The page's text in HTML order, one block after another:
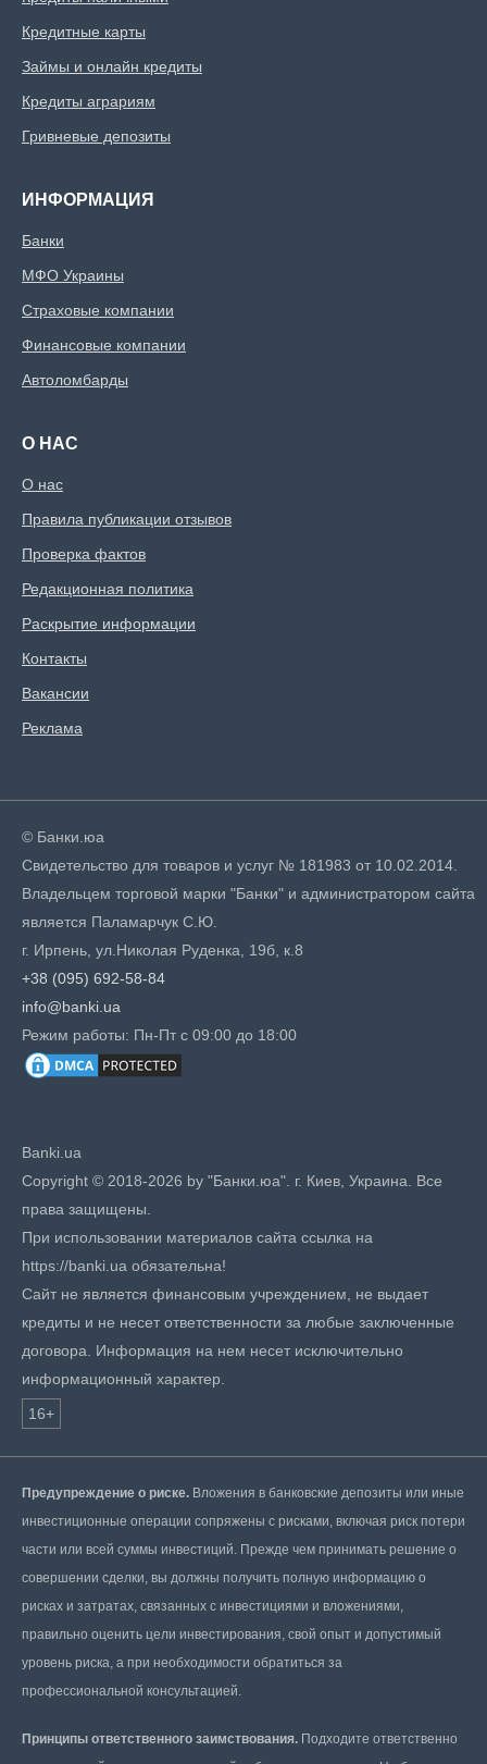
Кредитные карты
Займы и онлайн кредиты
Кредиты аграриям
Гривневые депозиты
ИНФОРМАЦИЯ
Банки
МФО Украины
Страховые компании
Финансовые компании
Автоломбарды
О НАС
О нас
Правила публикации отзывов
Проверка фактов
Редакционная политика
Раскрытие информации
Контакты
Вакансии
Реклама
© Банки.юа
Свидетельство для товаров и услуг № 181983 от 10.02.2014.
Владельцем торговой марки "Банки" и администратором сайта
является Паламарчук С.Ю.
г. Ирпень, ул.Николая Руденка, 19б, к.8
+38 (095) 692-58-84
info@banki.ua
Режим работы: Пн-Пт с 09:00 до 18:00
Banki.ua
Copyright © 2018-2026 by "Банки.юа". г. Киев, Украина. Все
права защищены.
При использовании материалов сайта ссылка на
https://banki.ua обязательна!
Сайт не является финансовым учреждением, не выдает
кредиты и не несет ответственности за любые заключенные
договора. Информация на нем несет исключительно
информационный характер.
16+
Предупреждение о риске. Вложения в банковские депозиты или иные
инвестиционные операции сопряжены с рисками, включая риск потери
части или всей суммы инвестиций. Прежде чем принимать решение о
совершении сделки, вы должны получить полную информацию о
рисках и затратах, связанных с инвестициями и вложениями,
правильно оценить цели инвестирования, свой опыт и допустимый
уровень риска, а при необходимости обратиться за
профессиональной консультацией.
Принципы ответственного заимствования. Подходите ответственно